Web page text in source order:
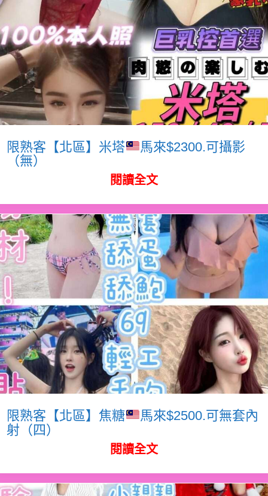
限熟客【北區】米塔
馬來$2300.可攝影
（無）
閱讀全文
限熟客【北區】焦糖
馬來$2500.可無套內
射（四）
閱讀全文